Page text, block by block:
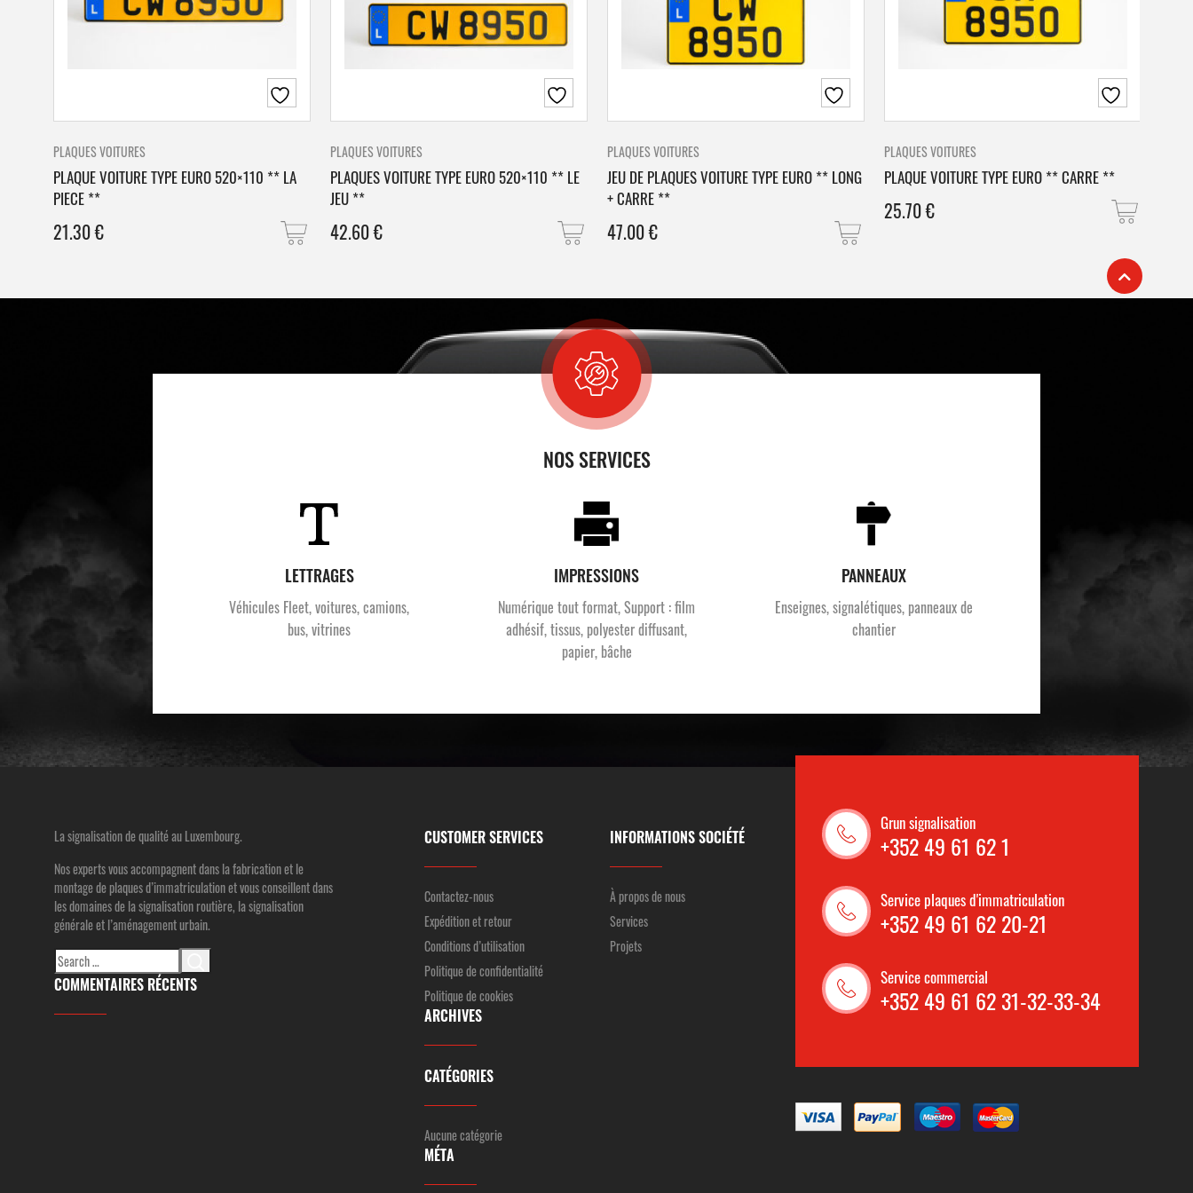
PLAQUES VOITURES
PLAQUE VOITURE TYPE EURO 520×110 ** LA
PIECE **
21.30€
PLAQUES VOITURES
PLAQUES VOITURE TYPE EURO 520×110 ** LE
JEU **
42.60€
PLAQUES VOITURES
JEU DE PLAQUES VOITURE TYPE EURO ** LONG
+ CARRE **
47.00€
PLAQUES VOITURES
PLAQUE VOITURE TYPE EURO ** CARRE **
25.70€
NOS SERVICES
LETTRAGES
Véhicules Fleet, voitures, camions,
bus, vitrines
IMPRESSIONS
Numérique tout format, Support : film
adhésif, tissus, polyester diffusant,
papier, bâche
PANNEAUX
Enseignes, signalétiques, panneaux de
chantier
La signalisation de qualité au Luxembourg.
Nos experts vous accompagnent dans la fabrication et le
montage de plaques d’immatriculation et vous conseillent dans
les domaines de la signalisation routière, la signalisation
générale et l’aménagement urbain.
Search
for:
COMMENTAIRES RÉCENTS
CUSTOMER SERVICES
Contactez-nous
Expédition et retour
Conditions d’utilisation
Politique de confidentialité
Politique de cookies
ARCHIVES
CATÉGORIES
Aucune catégorie
MÉTA
INFORMATIONS SOCIÉTÉ
À propos de nous
Services
Projets
Grun signalisation
+352 49 61 62 1
Service plaques d'immatriculation
+352 49 61 62 20-21
Service commercial
+352 49 61 62 31-32-33-34